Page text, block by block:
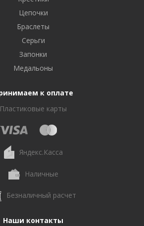
Цепочки
Браслеты
Серьги
Запонки
Медальоны
к оплате
Пластиковые карты
Яндекс.Касса
Наличные
Безналичный расчет
Наши контакты